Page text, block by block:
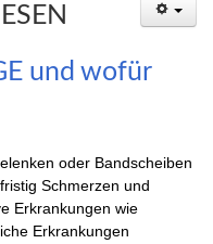
und wofür
oder Bandscheiben
Schmerzen und
Erkrankungen wie
Erkrankungen